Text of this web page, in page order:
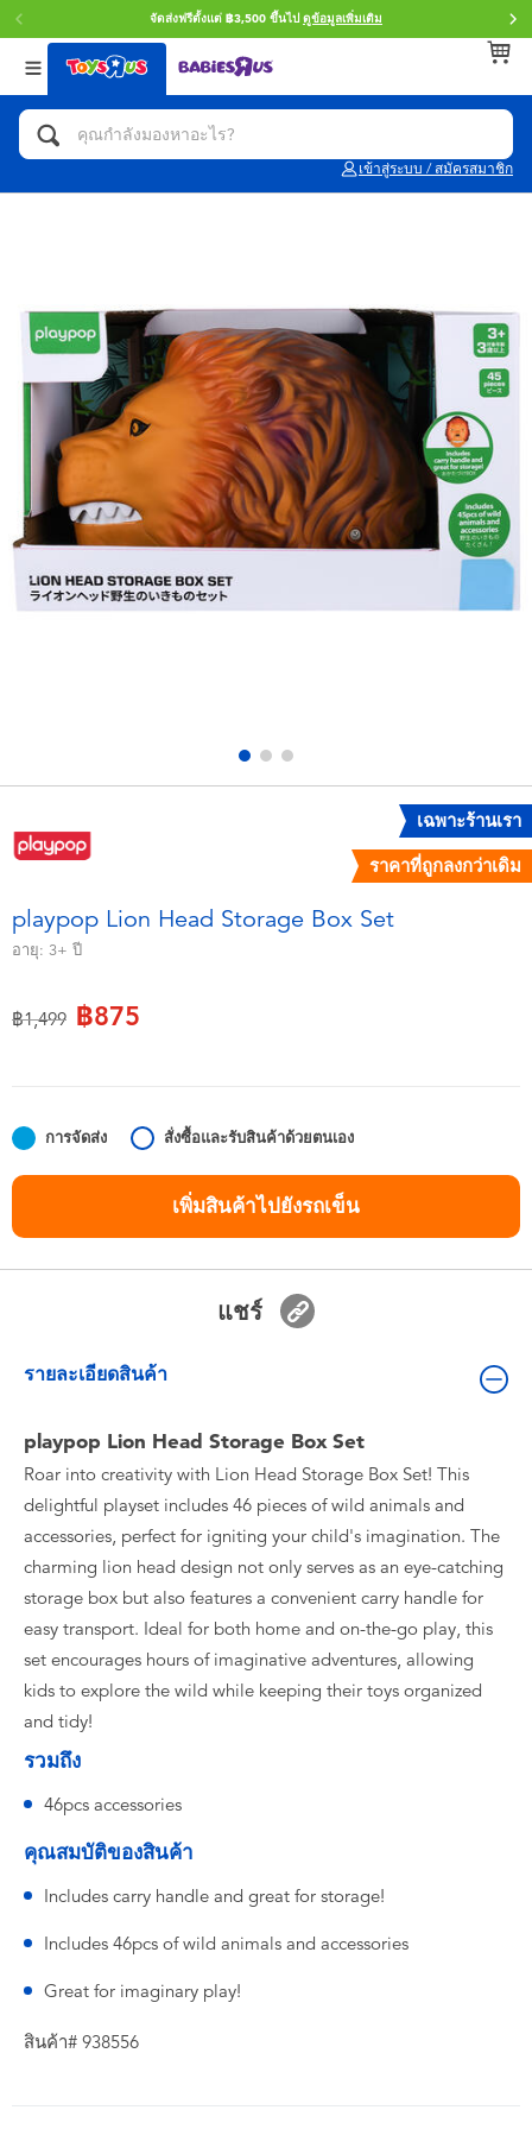
จัดส่งฟรีตั้งแต่ ฿3,500 ขึ้นไป ดูข้อมูลเพิ่มเติม
เข้าสู่ระบบ / สมัครสมาชิก
กลับ
หมวดหมู่
แอคชั่นฟิกเกอร์ และการสวมบทบาทเป็นฮีโร่
รถของเล่น, รถบรรทุกของเล่น, รถไฟของเล่น
และรีโมทบังคับ
กิจกรรมและงานคราฟท์
ตุ๊กตาและของสะสม
อุปกรณ์อิเล็คทรอนิกส์
เกมและพัซเซิล
กิจกรรมกลางแจ้งและกีฬา
อุปกรณ์แต่งตัวและการสวมบทบาท
ของเล่นนุ่มนิ่ม
ไอเทมฤดูร้อน
แบตเตอรี่
Nintendo Switch
กลับ
แบรนด์
Toy Story ทอย สตอรี่
LEGOเลโก้
Blokees บล็อคคีส์
X-Shot
playpop
กลับ
Age
0~2 ปี
8~11 ปี
12~14 ปี
เฉพาะร้านเรา
ราคาที่ถูกลงกว่าเดิม
playpop Lion Head Storage Box Set
อายุ: 3+ ปี
ลดราคาจาก
฿1,499ถึง฿875
การจัดส่ง สั่งซื้อและรับสินค้าด้วยตนเอง
เพิ่มสินค้าไปยังรถเข็น
แชร์
รายละเอียดสินค้า
playpop Lion Head Storage Box Set
Roar into creativity with Lion Head Storage Box Set! This
delightful playset includes 46 pieces of wild animals and
accessories, perfect for igniting your child's imagination. The
charming lion head design not only serves as an eye-catching
storage box but also features a convenient carry handle for
easy transport. Ideal for both home and on-the-go play, this
set encourages hours of imaginative adventures, allowing
kids to explore the wild while keeping their toys organized
and tidy!
รวมถึง
46pcs accessories
คุณสมบัติของสินค้า
Includes carry handle and great for storage!
Includes 46pcs of wild animals and accessories
Great for imaginary play!
สินค้า# 938556